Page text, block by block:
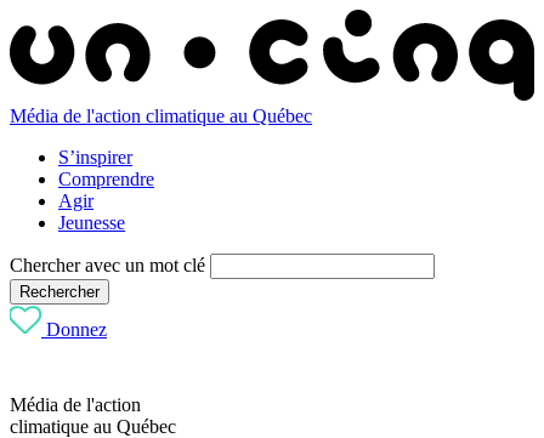
Média de l'action climatique au Québec
S’inspirer
Comprendre
Agir
Jeunesse
Chercher avec un mot clé
Rechercher
Donnez
Média de l'action
climatique au Québec